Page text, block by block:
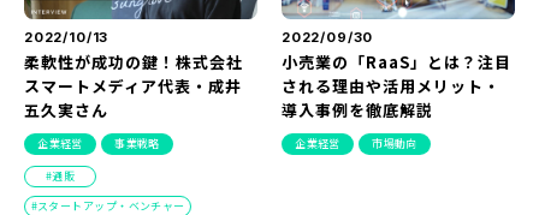
2022/10/13
柔軟性が成功の鍵！株式会社
スマートメディア代表・成井
五久実さん
企業経営 事業戦略
通販
スタートアップ・ベンチャー
2022/09/30
小売業の「RaaS」とは？注目
される理由や活用メリット・
導入事例を徹底解説
企業経営 市場動向